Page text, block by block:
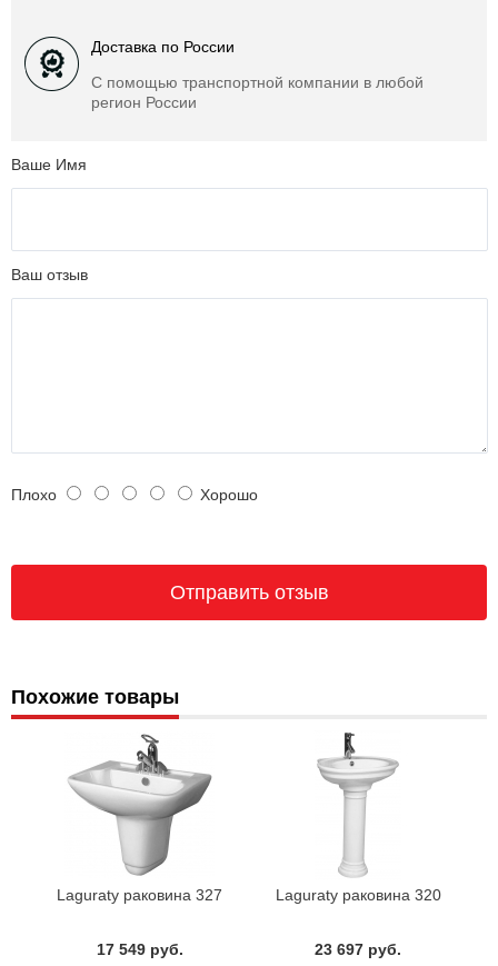
Доставка по России
С помощью транспортной компании в любой
регион России
Ваше Имя
Ваш отзыв
Плохо Хорошо
Похожие товары
Laguraty раковина 327
17 549 руб.
Laguraty раковина 320
23 697 руб.